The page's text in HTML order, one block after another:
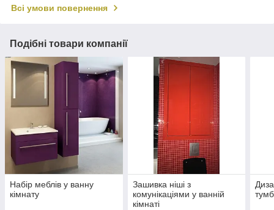
Всі умови повернення
Подібні товари компанії
Набір меблів у ванну
кімнату
Зашивка ніші з
комунікаціями у ванній
кімнаті